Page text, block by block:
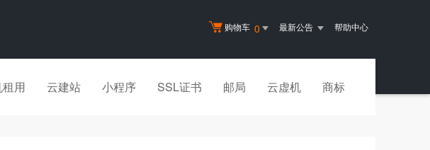
购物车 0 最新公告 帮助中心
用 云建站 小程序 SSL证书 邮局 云虚机 商标